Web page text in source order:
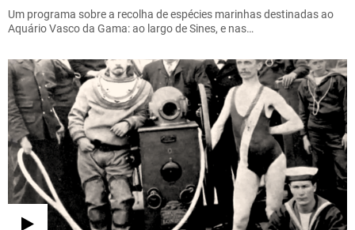
Um programa sobre a recolha de espécies marinhas destinadas ao
Aquário Vasco da Gama: ao largo de Sines, e nas…